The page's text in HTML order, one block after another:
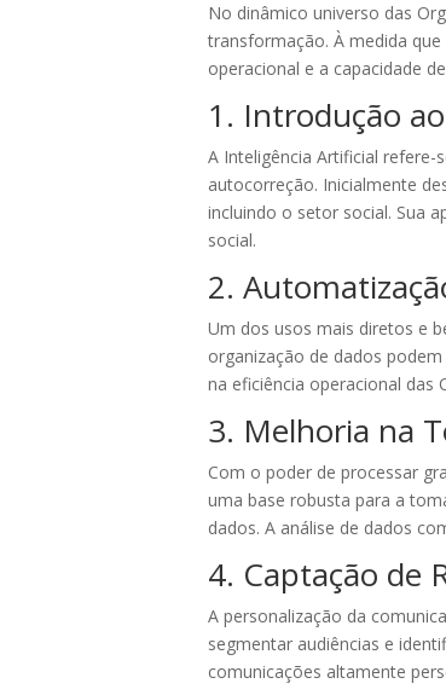
No dinâmico universo das
transformação. À medida
operacional e a capacidade
1. Introdução
A Inteligência Artificial
autocorreção. Inicialmente
incluindo o setor social. Sua
social.
2.
Um dos usos mais diretos e
organização de dados
na eficiência operacional das
3. Melhoria na
Com o poder de processar
uma base robusta para a
dados. A análise de dados
4. Captação de
A personalização da
segmentar audiências e
comunicações altamente